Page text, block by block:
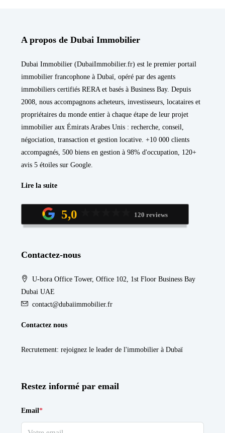
A propos de Dubai Immobilier
Dubai Immobilier (DubaiImmobilier.fr) est le premier portail
immobilier francophone à Dubaï, opéré par des agents
immobiliers certifiés RERA et basés à Business Bay. Depuis
2008, nous accompagnons acheteurs, investisseurs, locataires et
propriétaires du monde entier à chaque étape de leur projet
immobilier aux Émirats Arabes Unis : recherche, conseil,
négociation, transaction et gestion locative. +10 000 clients
accompagnés, 500 biens en gestion à 98% d'occupation, 120+
avis 5 étoiles sur Google.
Lire la suite
5,0 120 reviews
Contactez-nous
U-bora Office Tower, Office 102, 1st Floor Business Bay
Dubai UAE
contact@dubaiimmobilier.fr
Contactez nous
Recrutement: rejoignez le leader de l'immobilier à Dubaï
Restez informé par email
Email*